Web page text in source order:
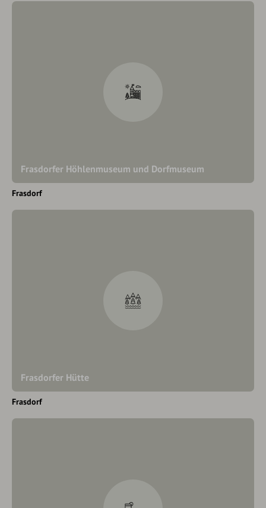
Frasdorfer Höhlenmuseum und Dorfmuseum
Frasdorf
Frasdorfer Hütte
Frasdorf